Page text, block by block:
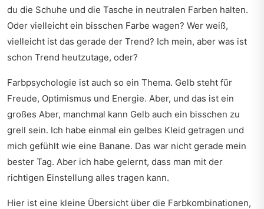
du die Schuhe und die Tasche in neutralen Farben halten.
Oder vielleicht ein bisschen Farbe wagen? Wer weiß,
vielleicht ist das gerade der Trend? Ich mein, aber was ist
schon Trend heutzutage, oder?
Farbpsychologie ist auch so ein Thema. Gelb steht für
Freude, Optimismus und Energie. Aber, und das ist ein
großes Aber, manchmal kann Gelb auch ein bisschen zu
grell sein. Ich habe einmal ein gelbes Kleid getragen und
mich gefühlt wie eine Banane. Das war nicht gerade mein
bester Tag. Aber ich habe gelernt, dass man mit der
richtigen Einstellung alles tragen kann.
Hier ist eine kleine Übersicht über die Farbkombinationen,